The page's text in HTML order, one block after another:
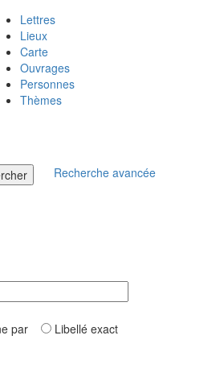
Lettres
Lieux
Carte
Ouvrages
Personnes
Thèmes
Recherche avancée
par Libellé exact